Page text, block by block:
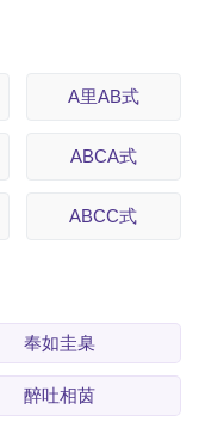
A里AB式
ABCA式
ABCC式
奉如圭臬
醉吐相茵